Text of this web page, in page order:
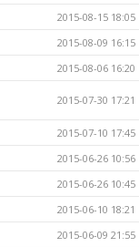
2015-08-15 18:05
2015-08-09 16:15
2015-08-06 16:20
2015-07-30 17:21
2015-07-10 17:45
2015-06-26 10:56
2015-06-26 10:45
2015-06-10 18:21
2015-06-09 21:55